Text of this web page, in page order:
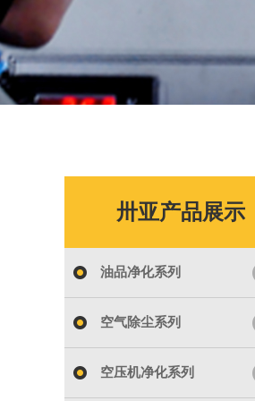
卅亚产品展示
油品净化系列
空气除尘系列
空压机净化系列